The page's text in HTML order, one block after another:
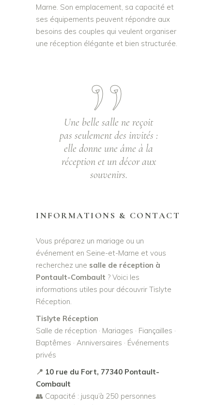
Marne. Son emplacement, sa capacité et
ses équipements peuvent répondre aux
besoins des couples qui veulent organiser
une réception élégante et bien structurée.
Une belle salle ne reçoit
pas seulement des invités :
elle donne une âme à la
réception et un décor aux
souvenirs.
INFORMATIONS & CONTACT
Vous préparez un mariage ou un
événement en Seine-et-Marne et vous
recherchez une salle de réception à
Pontault-Combault ? Voici les
informations utiles pour découvrir Tislyte
Réception.
Tislyte Réception
Salle de réception · Mariages · Fiançailles ·
Baptêmes · Anniversaires · Événements
privés
📍 10 rue du Fort, 77340 Pontault-
Combault
👥 Capacité : jusqu’à 250 personnes